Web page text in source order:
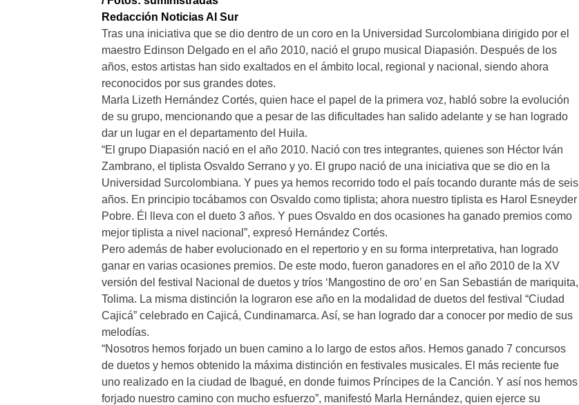
Redacción Noticias Al Sur
Tras una iniciativa que se dio dentro de un coro en la Universidad Surcolombiana dirigido por el
maestro Edinson Delgado en el año 2010, nació el grupo musical Diapasión. Después de los
años, estos artistas han sido exaltados en el ámbito local, regional y nacional, siendo ahora
reconocidos por sus grandes dotes.
Marla Lizeth Hernández Cortés, quien hace el papel de la primera voz, habló sobre la evolución
de su grupo, mencionando que a pesar de las dificultades han salido adelante y se han logrado
dar un lugar en el departamento del Huila.
“El grupo Diapasión nació en el año 2010. Nació con tres integrantes, quienes son Héctor Iván
Zambrano, el tiplista Osvaldo Serrano y yo. El grupo nació de una iniciativa que se dio en la
Universidad Surcolombiana. Y pues ya hemos recorrido todo el país tocando durante más de seis
años. En principio tocábamos con Osvaldo como tiplista; ahora nuestro tiplista es Harol Esneyder
Pobre. Él lleva con el dueto 3 años. Y pues Osvaldo en dos ocasiones ha ganado premios como
mejor tiplista a nivel nacional”, expresó Hernández Cortés.
Pero además de haber evolucionado en el repertorio y en su forma interpretativa, han logrado
ganar en varias ocasiones premios. De este modo, fueron ganadores en el año 2010 de la XV
versión del festival Nacional de duetos y tríos ‘Mangostino de oro’ en San Sebastián de mariquita,
Tolima. La misma distinción la lograron ese año en la modalidad de duetos del festival “Ciudad
Cajicá” celebrado en Cajicá, Cundinamarca. Así, se han logrado dar a conocer por medio de sus
melodías.
“Nosotros hemos forjado un buen camino a lo largo de estos años. Hemos ganado 7 concursos
de duetos y hemos obtenido la máxima distinción en festivales musicales. El más reciente fue
uno realizado en la ciudad de Ibagué, en donde fuimos Príncipes de la Canción. Y así nos hemos
forjado nuestro camino con mucho esfuerzo”, manifestó Marla Hernández, quien ejerce su